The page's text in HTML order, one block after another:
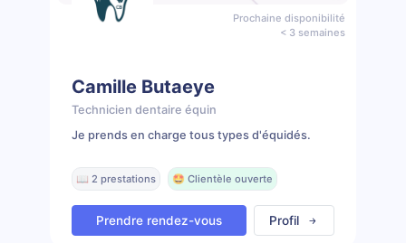
Prochaine disponibilité
< 3 semaines
Camille Butaeye
Technicien dentaire équin
Je prends en charge tous types d'équidés.
📖 2 prestations 🤩 Clientèle ouverte
Prendre rendez-vous Profil